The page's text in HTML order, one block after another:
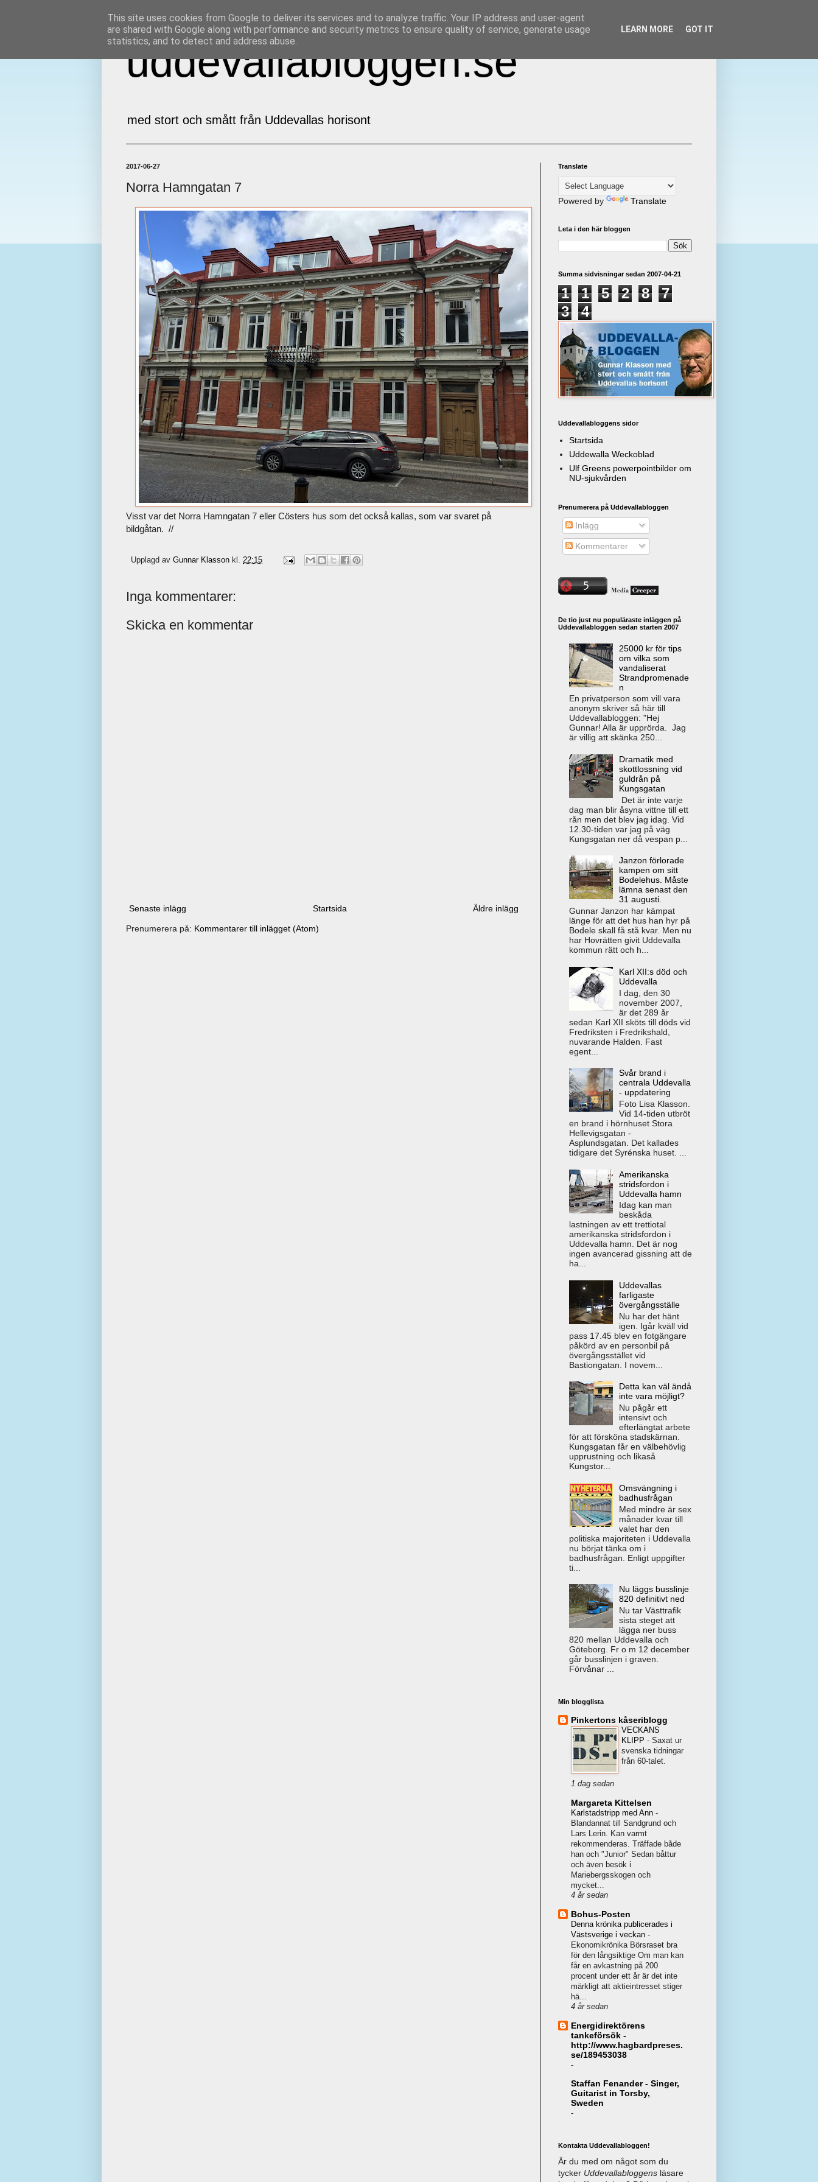
uddevallabloggen.se
med stort och smått från Uddevallas horisont
2017-06-27
Norra Hamngatan 7
Visst var det Norra Hamngatan 7 eller Cösters hus som det också kallas, som var svaret på
bildgåtan. //
Upplagd av Gunnar Klasson kl. 22:15
Inga kommentarer:
Skicka en kommentar
Senaste inlägg Äldre inlägg
Startsida
Prenumerera på: Kommentarer till inlägget (Atom)
Translate
Powered by Translate
Leta i den här bloggen
Summa sidvisningar sedan 2007-04-21
1 1 5 2 8
7
3
4
Uddevallabloggens sidor
Startsida
Uddewalla Weckoblad
Ulf Greens powerpointbilder om
NU-sjukvården
Prenumerera på Uddevallabloggen
Inlägg
Kommentarer
De tio just nu populäraste inläggen på
Uddevallabloggen sedan starten 2007
25000 kr för tips
om vilka som
vandaliserat
Strandpromenade
n
En privatperson som vill vara
anonym skriver så här till
Uddevallabloggen: "Hej
Gunnar! Alla är upprörda. Jag
är villig att skänka 250...
Dramatik med
skottlossning vid
guldrån på
Kungsgatan
Det är inte varje
dag man blir åsyna vittne till ett
rån men det blev jag idag. Vid
12.30-tiden var jag på väg
Kungsgatan ner då vespan p...
Janzon förlorade
kampen om sitt
Bodelehus. Måste
lämna senast den
31 augusti.
Gunnar Janzon har kämpat
länge för att det hus han hyr på
Bodele skall få stå kvar. Men nu
har Hovrätten givit Uddevalla
kommun rätt och h...
Karl XII:s död och
Uddevalla
I dag, den 30
november 2007,
är det 289 år
sedan Karl XII sköts till döds vid
Fredriksten i Fredrikshald,
nuvarande Halden. Fast
egent...
Svår brand i
centrala Uddevalla
- uppdatering
Foto Lisa Klasson.
Vid 14-tiden utbröt
en brand i hörnhuset Stora
Hellevigsgatan -
Asplundsgatan. Det kallades
tidigare det Syrénska huset. ...
Amerikanska
stridsfordon i
Uddevalla hamn
Idag kan man
beskåda
lastningen av ett trettiotal
amerikanska stridsfordon i
Uddevalla hamn. Det är nog
ingen avancerad gissning att de
ha...
Uddevallas
farligaste
övergångsställe
Nu har det hänt
igen. Igår kväll vid
pass 17.45 blev en fotgängare
påkörd av en personbil på
övergångsstället vid
Bastiongatan. I novem...
Detta kan väl ändå
inte vara möjligt?
Nu pågår ett
intensivt och
efterlängtat arbete
för att försköna stadskärnan.
Kungsgatan får en välbehövlig
upprustning och likaså
Kungstor...
Omsvängning i
badhusfrågan
Med mindre är sex
månader kvar till
valet har den
politiska majoriteten i Uddevalla
nu börjat tänka om i
badhusfrågan. Enligt uppgifter
ti...
Nu läggs busslinje
820 definitivt ned
Nu tar Västtrafik
sista steget att
lägga ner buss
820 mellan Uddevalla och
Göteborg. Fr o m 12 december
går busslinjen i graven.
Förvånar ...
Min blogglista
Pinkertons kåseriblogg
VECKANS
KLIPP - Saxat ur
svenska tidningar
från 60-talet.
1 dag sedan
Margareta Kittelsen
Karlstadstripp med Ann -
Blandannat till Sandgrund och
Lars Lerin. Kan varmt
rekommenderas. Träffade både
han och "Junior" Sedan båttur
och även besök i
Mariebergsskogen och
mycket...
4 år sedan
Bohus-Posten
Denna krönika publicerades i
Västsverige i veckan -
Ekonomikrönika Börsraset bra
för den långsiktige Om man kan
får en avkastning på 200
procent under ett år är det inte
märkligt att aktieintresset stiger
hä...
4 år sedan
Energidirektörens
tankeförsök -
http://www.hagbardpreses.
se/189453038
-
Staffan Fenander - Singer,
Guitarist in Torsby,
Sweden
-
Kontakta Uddevallabloggen!
Är du med om något som du
tycker Uddevallabloggens läsare
This site uses cookies from Google to deliver its services and to analyze traffic. Your IP address and user-agent
are shared with Google along with performance and security metrics to ensure quality of service, generate usage
statistics, and to detect and address abuse.
LEARN MORE GOT IT